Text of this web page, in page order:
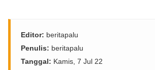
Editor: beritapalu
Penulis: beritapalu
Tanggal: Kamis, 7 Jul 22